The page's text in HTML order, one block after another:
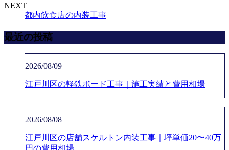
NEXT
都内飲食店の内装工事
最近の投稿
2026/08/09
江戸川区の軽鉄ボード工事｜施工実績と費用相場
2026/08/08
江戸川区の店舗スケルトン内装工事｜坪単価20〜40万